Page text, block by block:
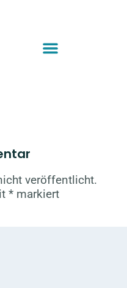
veröffentlicht.
* markiert